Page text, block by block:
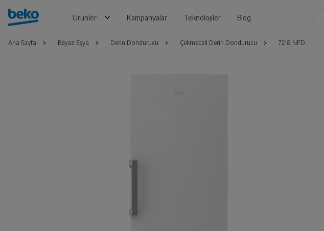
Ürünler Kampanyalar Teknolojiler Blog
Ana Sayfa Beyaz Eşya Derin Dondurucu Çekmeceli Derin Dondurucu 7218 NFD